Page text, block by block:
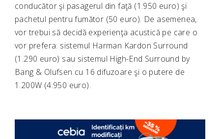
conducător şi pasagerul din faţă (1.950 euro) şi
pachetul pentru fumător (50 euro). De asemenea,
vor trebui să decidă experienţa acustică pe care o
vor prefera: sistemul Harman Kardon Surround
(1.290 euro) sau sistemul High-End Surround by
Bang & Olufsen cu 16 difuzoare şi o putere de
1.200W (4.950 euro).